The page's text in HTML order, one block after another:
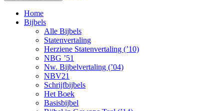
Home
Bijbels
Alle Bijbels
Statenvertaling
Herziene Statenvertaling (’10)
NBG ’51
Nw. Bijbelvertaling (’04)
NBV21
Schrijfbijbels
Het Boek
Basisbijbel